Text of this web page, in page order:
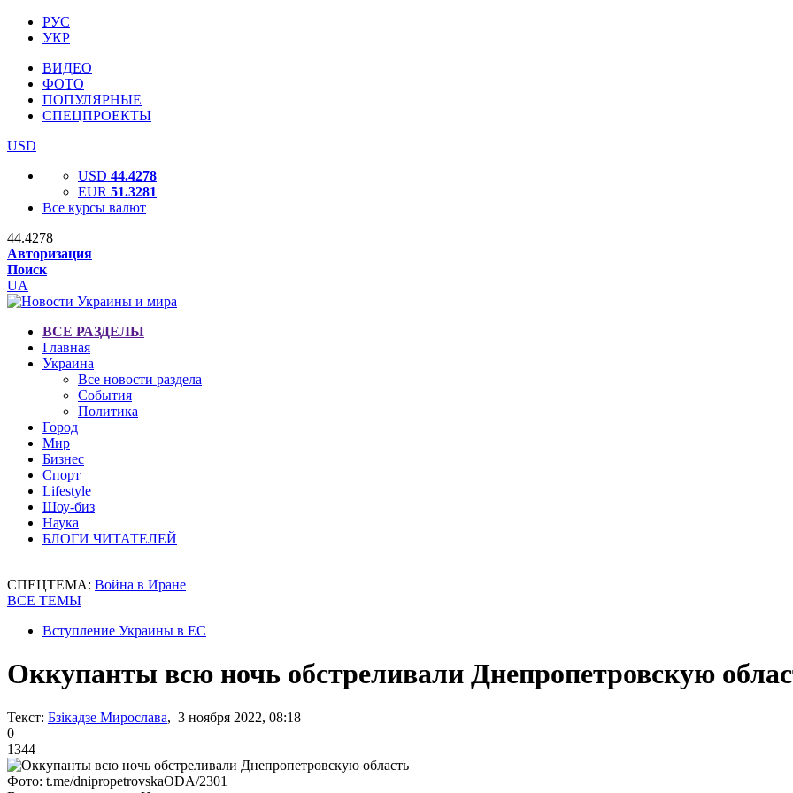
РУС
УКР
ВИДЕО
ФОТО
ПОПУЛЯРНЫЕ
СПЕЦПРОЕКТЫ
USD
USD 44.4278
EUR 51.3281
Все курсы валют
44.4278
Авторизация
Поиск
UA
ВСЕ РАЗДЕЛЫ
Главная
Украина
Все новости раздела
События
Политика
Город
Мир
Бизнес
Спорт
Lifestyle
Шоу-биз
Наука
БЛОГИ ЧИТАТЕЛЕЙ
СПЕЦТЕМА: Война в Иране
ВСЕ ТЕМЫ
Вступление Украины в ЕС
Оккупанты всю ночь обстреливали Днепропетровскую
Текст: Бзікадзе Мирослава, 3 ноября 2022, 08:18
0
1344
Фото: t.me/dnipropetrovskaODA/2301